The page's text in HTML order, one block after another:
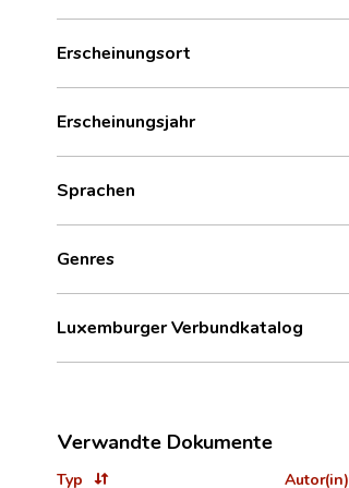
Erscheinungsort
Erscheinungsjahr
Sprachen
Genres
Luxemburger Verbundkatalog
Verwandte Dokumente
Typ Autor(in)